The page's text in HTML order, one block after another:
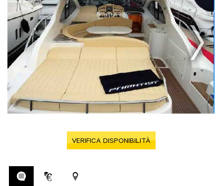
VERIFICA DISPONIBILITÀ